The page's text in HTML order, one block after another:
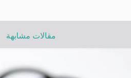
مقالات مشابهة